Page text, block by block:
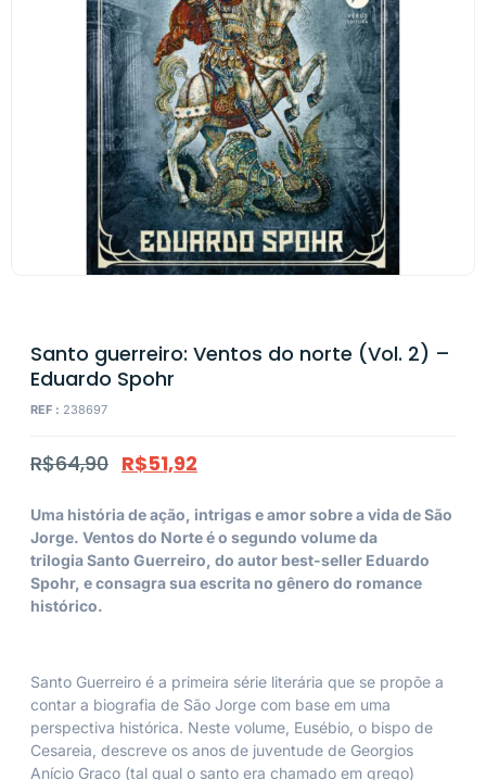
Santo guerreiro: Ventos do norte (Vol. 2) –
Eduardo Spohr
REF : 238697
R$64,90 R$51,92
Uma história de ação, intrigas e amor sobre a vida de São
Jorge. Ventos do Norteé o segundo volume da
trilogiaSanto Guerreiro, do autor best-seller Eduardo
Spohr, e consagra sua escrita no gênero do romance
histórico.
Santo Guerreiro é a primeira série literária que se propõe a
contar a biografia de São Jorge com base em uma
perspectiva histórica. Neste volume, Eusébio, o bispo de
Cesareia, descreve os anos de juventude de Georgios
Anício Graco (tal qual o santo era chamado em grego)